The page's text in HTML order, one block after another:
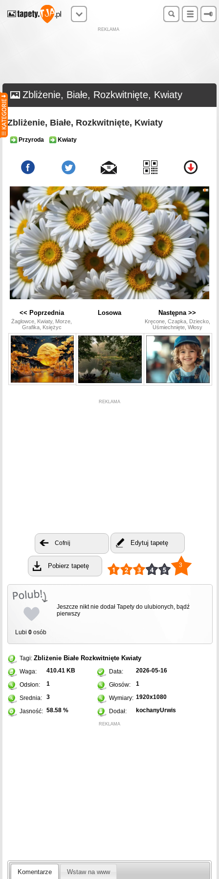
REKLAMA
Zbliżenie, Białe, Rozkwitnięte, Kwiaty
Zbliżenie, Białe, Rozkwitnięte, Kwiaty
Przyroda Kwiaty
<< Poprzednia
Żaglowce, Kwiaty, Morze,
Grafika, Księżyc
Losowa Następna >>
Kręcone, Czapka, Dziecko,
Uśmiechnięte, Włosy
REKLAMA
Cofnij Edytuj tapetę
Pobierz tapetę 3
Lubi 0 osób
Jeszcze nikt nie dodał Tapety do ulubionych, bądź
pierwszy
Tagi: Zbliżenie Białe Rozkwitnięte Kwiaty
Waga: 410.41 KB Data: 2026-05-16
Odsłon: 1 Głosów: 1
Srednia: 3 Wymiary: 1920x1080
Jasność: 58.58 % Dodał: kochanyUrwis
REKLAMA
Komentarze Wstaw na www